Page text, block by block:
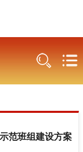
范班组建设方案